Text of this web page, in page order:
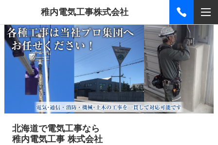
稚内電気工事株式会社
北海道で電気工事なら
稚内電気工事 株式会社